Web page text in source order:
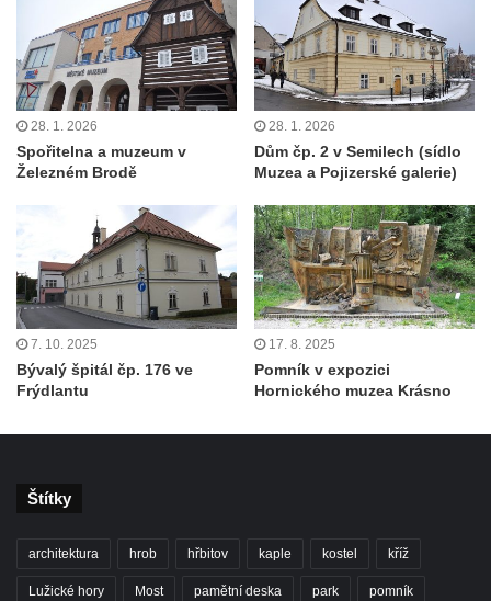
28. 1. 2026
Spořitelna a muzeum v
Železném Brodě
28. 1. 2026
Dům čp. 2 v Semilech (sídlo
Muzea a Pojizerské galerie)
7. 10. 2025
Bývalý špitál čp. 176 ve
Frýdlantu
17. 8. 2025
Pomník v expozici
Hornického muzea Krásno
Štítky
architektura hrob hřbitov kaple kostel kříž
Lužické hory Most pamětní deska park pomník